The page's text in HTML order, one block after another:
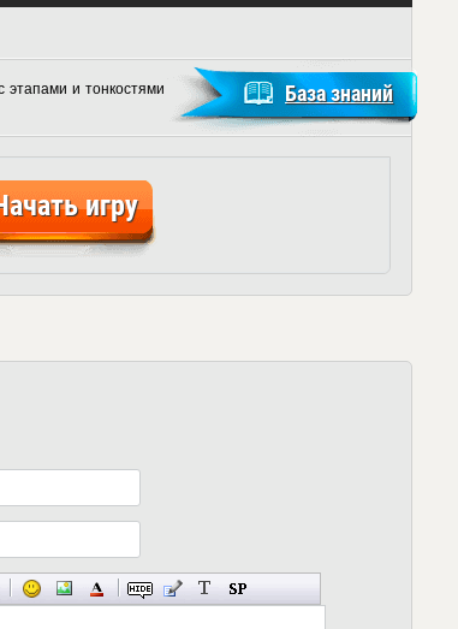
этапами и тонкостями
База знаний
игру